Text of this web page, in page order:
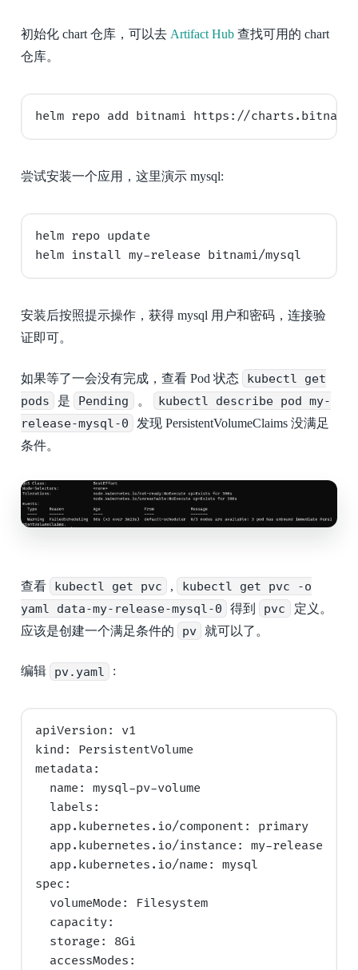
初始化 chart 仓库，可以去 Artifact Hub查找可用的 chart
仓库。
尝试安装一个应用，这里演示 mysql:
helm repo update
安装后按照提示操作，获得 mysql 用户和密码，连接验
证即可。
如果等了一会没有完成，查看 Pod 状态
kubectl get
pods
是 Pending 。
kubectl describe pod my-
release-mysql-0
发现 PersistentVolumeClaims 没满足
条件。
查看 kubectl get pvc ,
kubectl get pvc -o
yaml data-my-release-mysql-0
得到 pvc
定义。
应该是创建一个满足条件的
pv 就可以了。
编辑 pv.yaml :
apiVersion: v1
kind: PersistentVolume
metadata:
  name: mysql-pv-volume
  labels:
  app.kubernetes.io/component: primary
  app.kubernetes.io/instance: my-release
  app.kubernetes.io/name: mysql
spec:
  volumeMode: Filesystem
  capacity:
  storage: 8Gi
  accessModes: